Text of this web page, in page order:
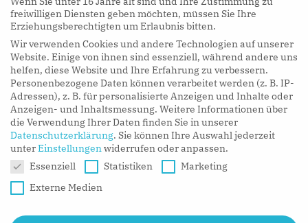
funktionieren oder welche digitalen Services ein
Hardware-Produkt wertsteigernd ergänzen.
Wie bei jeder Transformation und jedem Vortasten an
neue Ideen gilt: Nicht zögern – test fast and learn.
Wichtig ist vor allem, dass Kundenzentriertheit zum
Maßstab des Unternehmens wird – strategisch und
funktional tief verankert in der Organisation. Dann
lassen sich Kundenerwartungen übertreffen und
begeisternde Mehrwerte schaffen.
freiwilligen Diensten geben möchten, müssen Sie Ihre
Erziehungsberechtigten um Erlaubnis bitten.
Wir verwenden Cookies und andere Technologien auf unserer
Website. Einige von ihnen sind essenziell, während andere uns
helfen, diese Website und Ihre Erfahrung zu verbessern.
Personenbezogene Daten können verarbeitet werden (z. B. IP-
Adressen), z. B. für personalisierte Anzeigen und Inhalte oder
Anzeigen- und Inhaltsmessung. Weitere Informationen über
die Verwendung Ihrer Daten finden Sie in unserer
Datenschutzerklärung. Sie können Ihre Auswahl jederzeit
unterEinstellungenwiderrufen oder anpassen.
Datenschutzeinstellungen
Essenziell Statistiken
Marketing
Externe Medien